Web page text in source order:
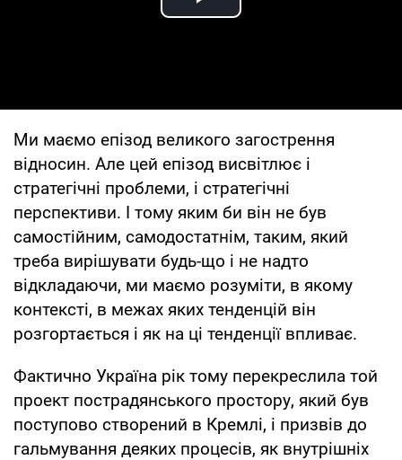
Play Video
Ми маємо епізод великого загострення
відносин. Але цей епізод висвітлює і
стратегічні проблеми, і стратегічні
перспективи. І тому яким би він не був
самостійним, самодостатнім, таким, який
треба вирішувати будь-що і не надто
відкладаючи, ми маємо розуміти, в якому
контексті, в межах яких тенденцій він
розгортається і як на ці тенденції впливає.
Фактично Україна рік тому перекреслила той
проект пострадянського простору, який був
поступово створений в Кремлі, і призвів до
гальмування деяких процесів, як внутрішніх